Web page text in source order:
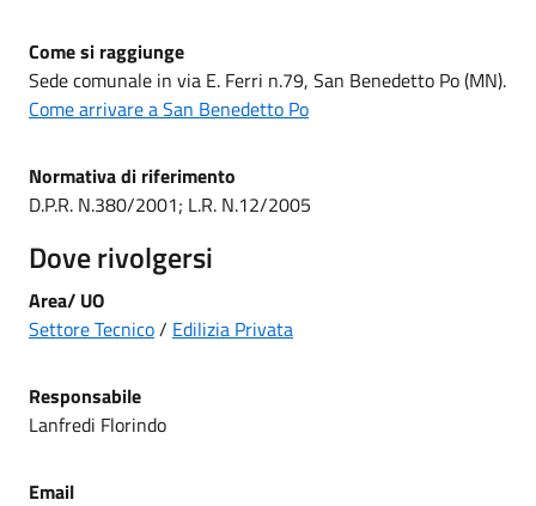
Come si raggiunge
Sede comunale in via E. Ferri n.79, San Benedetto Po (MN).
Come arrivare a San Benedetto Po
Normativa di riferimento
D.P.R. N.380/2001; L.R. N.12/2005
Dove rivolgersi
Area/ UO
Settore Tecnico/ Edilizia Privata
Responsabile
Lanfredi Florindo
Email